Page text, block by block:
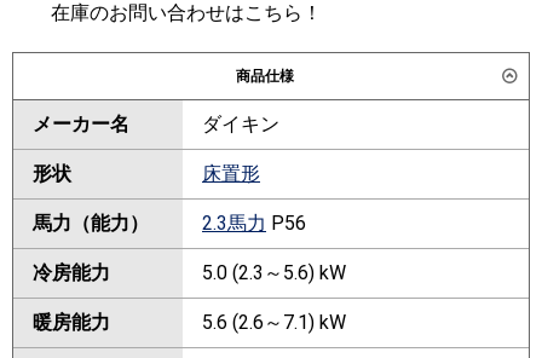
在庫のお問い合わせはこちら！
商品仕様
メーカー名 ダイキン
形状 床置形
馬力（能力） 2.3馬力 P56
冷房能力 5.0 (2.3～5.6) kW
暖房能力 5.6 (2.6～7.1) kW